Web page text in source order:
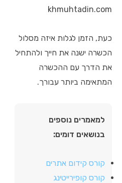
khmuhtadin.com
כעת, הזמן לגלות איזה מסלול
הכשרה ישנה את חייך ולהתחיל
את הדרך עם ההכשרה
המתאימה ביותר עבורך.
למאמרים נוספים
בנושאים דומים:
קורס קידום אתרים
קורס קופירייטינג